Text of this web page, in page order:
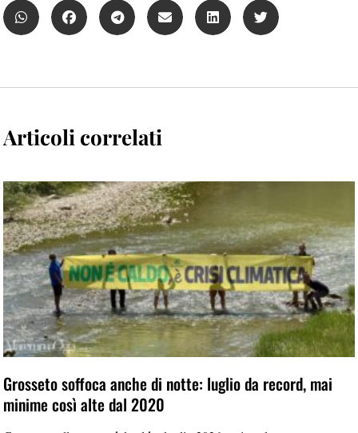
Articoli correlati
Grosseto soffoca anche di notte: luglio da record, mai
minime così alte dal 2020